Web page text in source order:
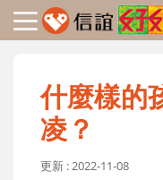
什麼樣的
凌？
更新 : 2022-11-08